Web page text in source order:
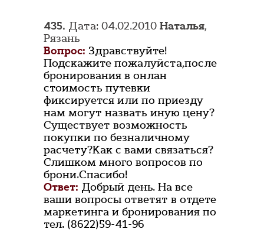
435. Дата: 04.02.2010 Наталья,
Рязань
Вопрос: Здравствуйте!
Подскажите пожалуйста,после
бронирования в онлан
стоимость путевки
фиксируется или по приезду
нам могут назвать иную цену?
Существует возможность
покупки по безналичному
расчету?Как с вами связаться?
Слишком много вопросов по
брони.Спасибо!
Ответ: Добрый день. На все
ваши вопросы ответят в отдете
маркетинга и бронирования по
тел. (8622)59-41-96